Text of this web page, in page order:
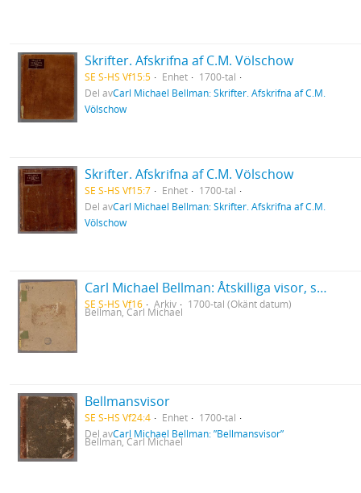
Skrifter. Afskrifna af C.M. Völschow
SE S-HS Vf15:5 Enhet
1700-tal
Del avCarl Michael Bellman: Skrifter. Afskrifna af C.M.
Völschow
Skrifter. Afskrifna af C.M. Völschow
SE S-HS Vf15:7 Enhet
1700-tal
Del avCarl Michael Bellman: Skrifter. Afskrifna af C.M.
Völschow
Carl Michael Bellman: Åtskilliga visor, samt en del af dess Fredmans epistlar
SE S-HS Vf16 Arkiv 1700-tal (Okänt datum)
Bellman, Carl Michael
Bellmansvisor
SE S-HS Vf24:4 Enhet
1700-tal
Del avCarl Michael Bellman: ”Bellmansvisor”
Bellman, Carl Michael